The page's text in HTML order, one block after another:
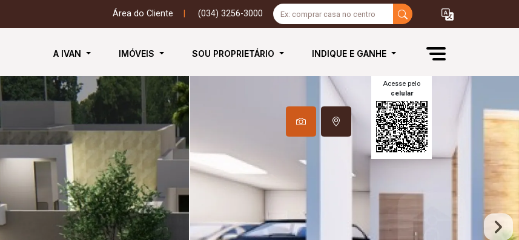
Área do Cliente (034) 3256-3000
A IVAN IMÓVEIS SOU PROPRIETÁRIO INDIQUE E GANHE
Acesse pelo
celular